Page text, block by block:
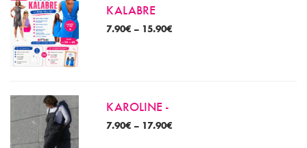
KALABRE
7.90€ – 15.90€
KAROLINE -
7.90€ – 17.90€